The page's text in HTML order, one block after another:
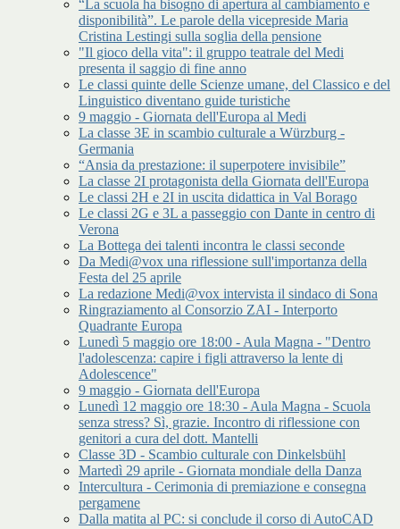
“La scuola ha bisogno di apertura al cambiamento e
disponibilità”. Le parole della vicepreside Maria
Cristina Lestingi sulla soglia della pensione
"Il gioco della vita": il gruppo teatrale del Medi
presenta il saggio di fine anno
Le classi quinte delle Scienze umane, del Classico e del
Linguistico diventano guide turistiche
9 maggio - Giornata dell'Europa al Medi
La classe 3E in scambio culturale a Würzburg -
Germania
“Ansia da prestazione: il superpotere invisibile”
La classe 2I protagonista della Giornata dell'Europa
Le classi 2H e 2I in uscita didattica in Val Borago
Le classi 2G e 3L a passeggio con Dante in centro di
Verona
La Bottega dei talenti incontra le classi seconde
Da Medi@vox una riflessione sull'importanza della
Festa del 25 aprile
La redazione Medi@vox intervista il sindaco di Sona
Ringraziamento al Consorzio ZAI - Interporto
Quadrante Europa
Lunedì 5 maggio ore 18:00 - Aula Magna - "Dentro
l'adolescenza: capire i figli attraverso la lente di
Adolescence"
9 maggio - Giornata dell'Europa
Lunedì 12 maggio ore 18:30 - Aula Magna - Scuola
senza stress? Sì, grazie. Incontro di riflessione con
genitori a cura del dott. Mantelli
Classe 3D - Scambio culturale con Dinkelsbühl
Martedì 29 aprile - Giornata mondiale della Danza
Intercultura - Cerimonia di premiazione e consegna
pergamene
Dalla matita al PC: si conclude il corso di AutoCAD